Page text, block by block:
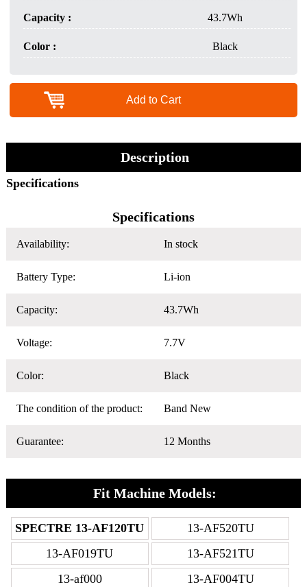
Capacity : 43.7Wh
Color : Black
Add to Cart
Description
Specifications
Specifications
Availability: In stock
Battery Type: Li-ion
Capacity: 43.7Wh
Voltage: 7.7V
Color: Black
The condition of the product: Band New
Guarantee: 12 Months
Fit Machine Models:
SPECTRE 13-AF120TU
13-AF520TU
13-AF019TU
13-AF521TU
13-af000
13-AF004TU